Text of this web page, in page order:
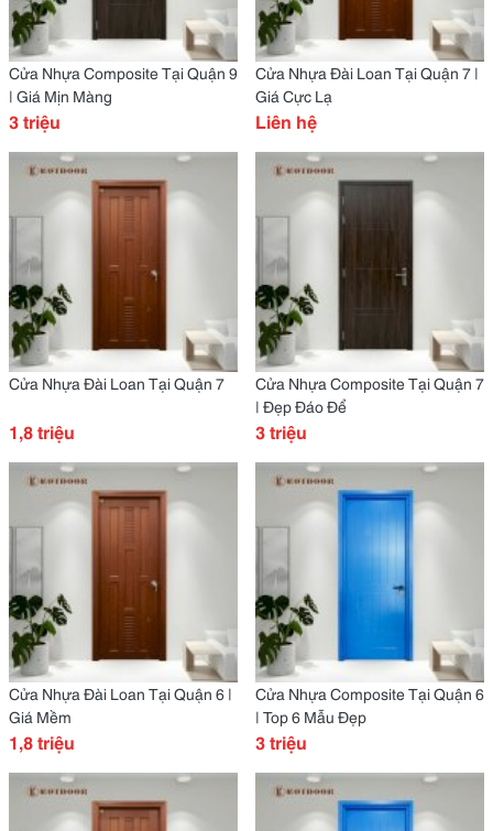
Cửa Nhựa Composite Tại Quận 9
| Giá Mịn Màng
3 triệu
Cửa Nhựa Đài Loan Tại Quận 7 |
Giá Cực Lạ
Liên hệ
Cửa Nhựa Đài Loan Tại Quận 7
1,8 triệu
Cửa Nhựa Composite Tại Quận 7
| Đẹp Đáo Để
3 triệu
Cửa Nhựa Đài Loan Tại Quận 6 |
Giá Mềm
1,8 triệu
Cửa Nhựa Composite Tại Quận 6
| Top 6 Mẫu Đẹp
3 triệu